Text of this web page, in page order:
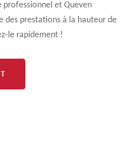
et Queven
des prestations à la hauteur de
le rapidement !